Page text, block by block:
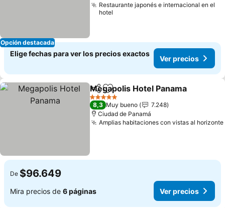
Opción destacada
Restaurante japonés e internacional en el
hotel
Elige fechas para ver los precios exactos
Ver precios
CompartirAgregar a favoritos
Megapolis Hotel Panama
5 Estrellas
8,3 Muy bueno
7.248
Ciudad de Panamá
Amplias habitaciones con vistas al horizonte
De $96.649
Mira precios de 6 páginas Ver precios